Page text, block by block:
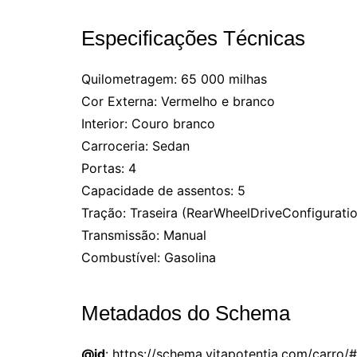
Especificações Técnicas
Quilometragem: 65 000 milhas
Cor Externa: Vermelho e branco
Interior: Couro branco
Carroceria: Sedan
Portas: 4
Capacidade de assentos: 5
Tração: Traseira
Transmissão: Manual
Combustível: Gasolina
Metadados do Schema
@id: https://schema.vitapotentia.com/carro/